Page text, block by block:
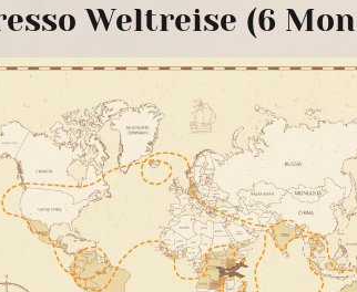
Weltreise (6